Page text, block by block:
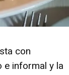
con
e informal y la